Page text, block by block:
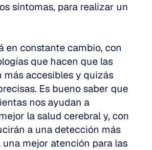
síntomas, para realizar un
en constante cambio, con
que hacen que las
más accesibles y quizás
Es bueno saber que
nos ayudan a
la salud cerebral y, con
a una detección más
mejor atención para las